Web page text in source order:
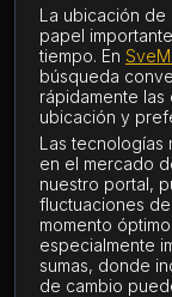
La ubicación de
papel
tiempo. En
búsqueda
rápidamente
ubicación y
Las tecnologías
en el mercado
nuestro portal,
fluctuaciones
momento
especialmente
sumas, donde
de cambio